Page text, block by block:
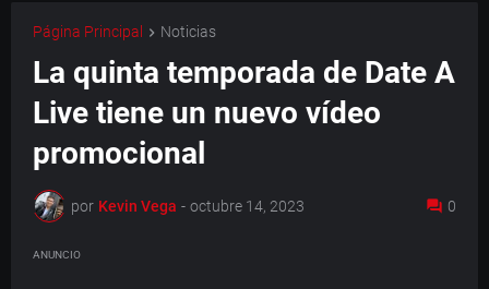
Página Principal Noticias
La quinta temporada de Date A
Live tiene un nuevo vídeo
promocional
por Kevin Vega - octubre 14, 2023 0
ANUNCIO